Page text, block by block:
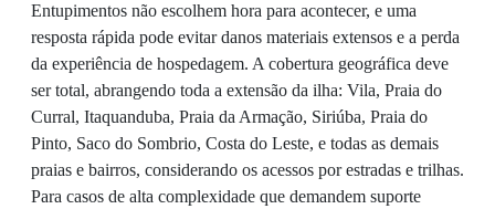
Entupimentos não escolhem hora para acontecer, e uma
resposta rápida pode evitar danos materiais extensos e a perda
da experiência de hospedagem. A cobertura geográfica deve
ser total, abrangendo toda a extensão da ilha: Vila, Praia do
Curral, Itaquanduba, Praia da Armação, Siriúba, Praia do
Pinto, Saco do Sombrio, Costa do Leste, e todas as demais
praias e bairros, considerando os acessos por estradas e trilhas.
Para casos de alta complexidade que demandem suporte